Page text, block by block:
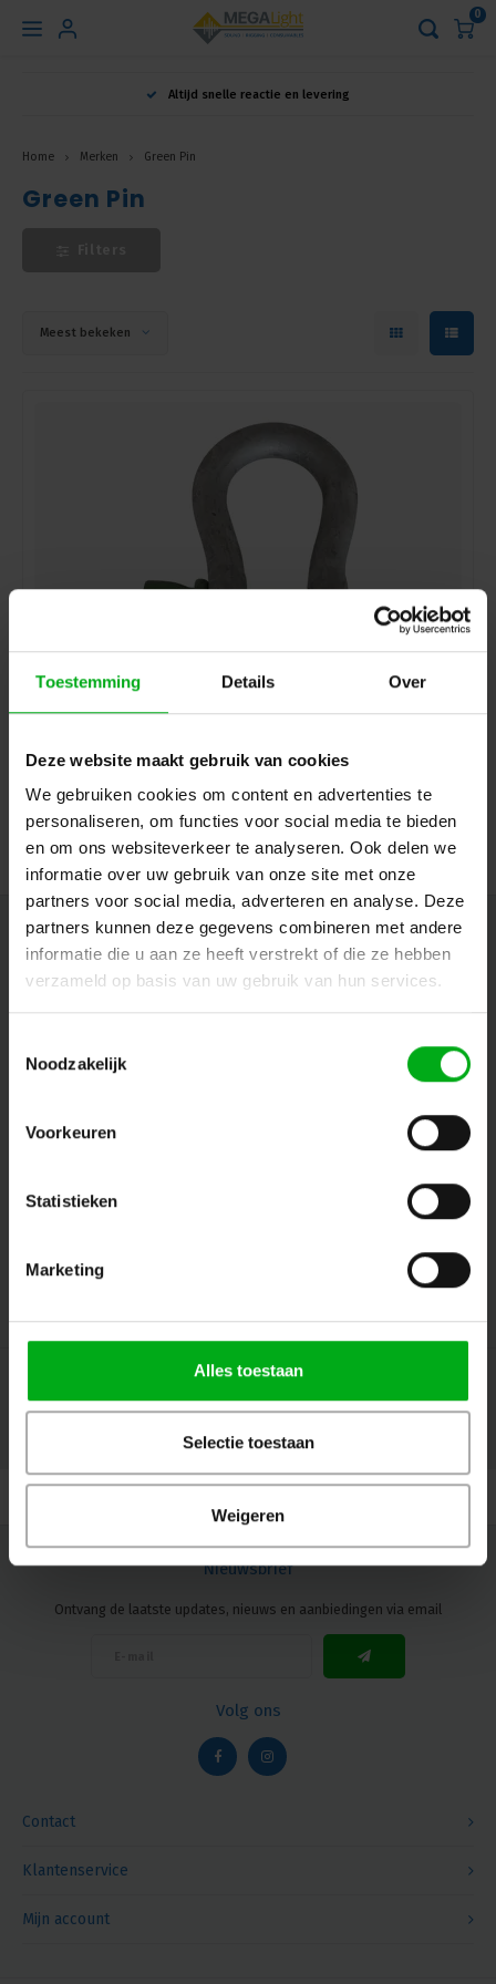
Toestemming Details Over
Deze website maakt gebruik van cookies
We gebruiken cookies om content en advertenties te
personaliseren, om functies voor social media te bieden
en om ons websiteverkeer te analyseren. Ook delen we
informatie over uw gebruik van onze site met onze
partners voor social media, adverteren en analyse. Deze
partners kunnen deze gegevens combineren met andere
informatie die u aan ze heeft verstrekt of die ze hebben
verzameld op basis van uw gebruik van hun services.
Noodzakelijk
Voorkeuren
Statistieken
Marketing
Alles toestaan
Selectie toestaan
Weigeren
Hoofdmenu
Nederlands
Français
0
Altijd snelle reactie en levering
Home Merken Green Pin
Green Pin
Meest bekeken
Green Pin | Harpborstbout sluiting | Shackle | Harp
Green Pin |GPG4161-003250
Kleur: Verzinkt, WLL (ton): 3,25 ton
Login voor prijzen
Contact
Nieuwsbrief
Ontvang de laatste updates, nieuws en aanbiedingen via email
© Copyright 2026 Megalight sa/nv - Theme by
Contact
Nieuwsbrief
Ontvang de laatste updates, nieuws en aanbiedingen via email
Volg ons
Klantenservice
Mijn account